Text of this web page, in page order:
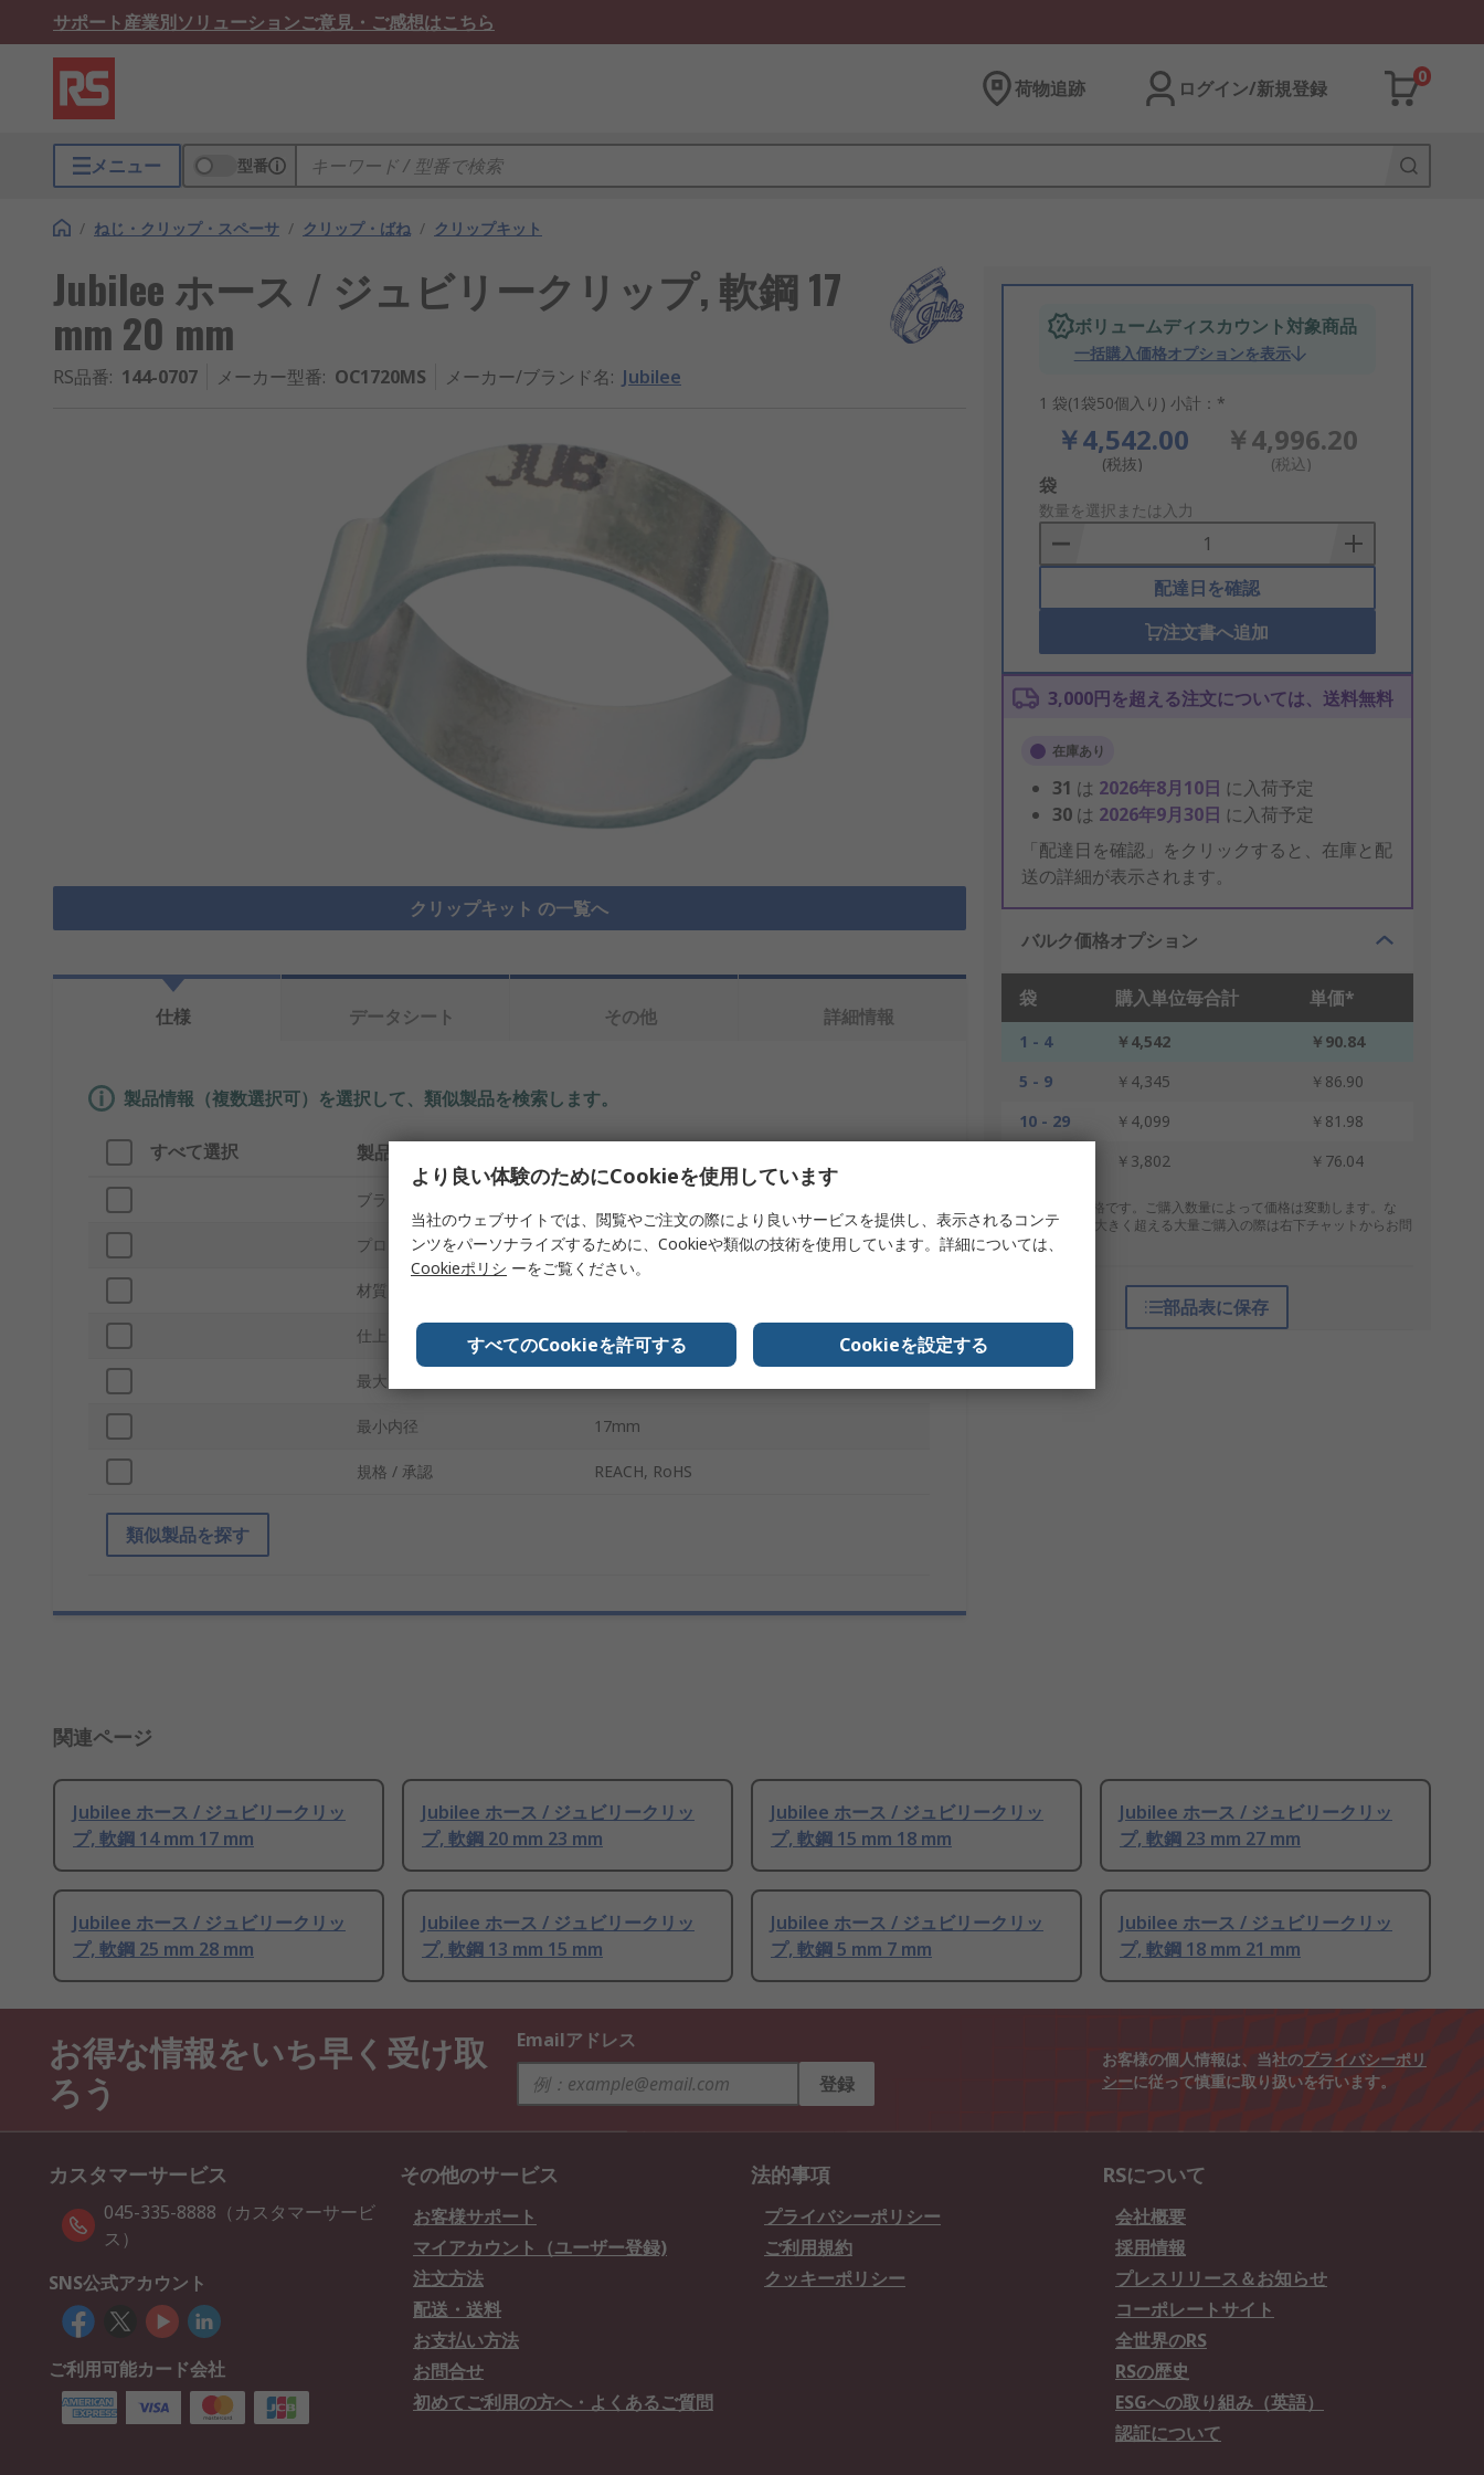
サポート産業別ソリューションご意見・ご感想はこちら
荷物追跡 ログイン/新規登録
0
メニュー 型番
/ ねじ・クリップ・スペーサ / クリップ・ばね / クリップキット
Jubilee ホース / ジュビリークリップ, 軟鋼 17
mm 20 mm
RS品番: 144-0707 メーカー型番: OC1720MS メーカー/ブランド名: Jubilee
クリップキット の一覧へ
ボリュームディスカウント対象商品
一括購入価格オプションを表示
1 袋(1袋50個入り) 小計：*
￥4,542.00
(税抜)
￥4,996.20
(税込)
Add
to
Basket
袋
数量を選択または入力
配達日を確認
注文書へ追加
3,000円を超える注文については、送料無料
在庫あり
31 は 2026年8月10日 に入荷予定
30 は 2026年9月30日 に入荷予定
「配達日を確認」をクリックすると、在庫と配
送の詳細が表示されます。
バルク価格オプション
袋 購入単位毎合計 単価*
1 - 4 ￥4,542
￥90.84
5 - 9
￥4,345
￥86.90
10 - 29
￥4,099
￥81.98
￥3,802 ￥76.04
* 表示は参考価格です。ご購入数量によって価格は変動します。な
お、上記数量を大きく超える大量ご購入の際は右下チャットからお問
合せください。
部品表に保存
仕様 データシート その他 詳細情報
製品情報（複数選択可）を選択して、類似製品を検索します。
すべて選択 製品情報
ブランド
プロダクトタイプ ホース / ジュビリークリップ
材質
仕上げ 亜鉛めっき
最大内径
最小内径 17mm
規格 / 承認 REACH, RoHS
類似製品を探す
関連ページ
Jubilee ホース / ジュビリークリッ
プ, 軟鋼 14 mm 17 mm
Jubilee ホース / ジュビリークリッ
プ, 軟鋼 20 mm 23 mm
Jubilee ホース / ジュビリークリッ
プ, 軟鋼 15 mm 18 mm
Jubilee ホース / ジュビリークリッ
プ, 軟鋼 23 mm 27 mm
Jubilee ホース / ジュビリークリッ
プ, 軟鋼 25 mm 28 mm
Jubilee ホース / ジュビリークリッ
プ, 軟鋼 13 mm 15 mm
Jubilee ホース / ジュビリークリッ
プ, 軟鋼 5 mm 7 mm
Jubilee ホース / ジュビリークリッ
プ, 軟鋼 18 mm 21 mm
お得な情報をいち早く受け取
ろう
Emailアドレス
登録
お客様の個人情報は、当社のプライバシーポリ
シーに従って慎重に取り扱いを行います。
カスタマーサービス
045-335-8888（カスタマーサービ
ス）
SNS公式アカウント
ご利用可能カード会社
その他のサービス
お客様サポート
マイアカウント（ユーザー登録)
注文方法
配送・送料
お支払い方法
お問合せ
初めてご利用の方へ・よくあるご質問
法的事項
プライバシーポリシー
ご利用規約
クッキーポリシー
RSについて
会社概要
採用情報
プレスリリース＆お知らせ
コーポレートサイト
全世界のRS
RSの歴史
ESGへの取り組み（英語）
認証について
より良い体験のためにCookieを使用しています
当社のウェブサイトでは、閲覧やご注文の際により良いサービスを提供し、表示されるコンテ
ンツをパーソナライズするために、Cookieや類似の技術を使用しています。詳細については、
Cookieポリシ ーをご覧ください。
すべてのCookieを許可する Cookieを設定する